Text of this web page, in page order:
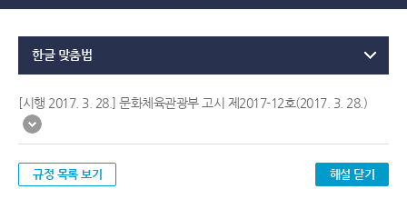
한글 맞춤법
[시행 2017. 3. 28.] 문화체육관광부 고시 제2017-12호(2017. 3. 28.)
규정 목록 보기 해설 닫기